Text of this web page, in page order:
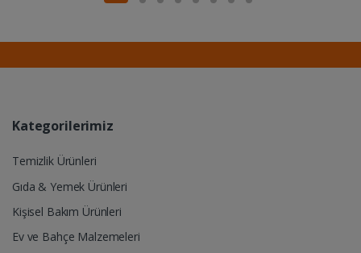
Kategorilerimiz
Temizlik Ürünleri
Gıda & Yemek Ürünleri
Kişisel Bakım Ürünleri
Ev ve Bahçe Malzemeleri